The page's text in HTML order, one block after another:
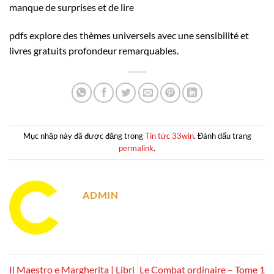
manque de surprises et de lire
pdfs explore des thèmes universels avec une sensibilité et
livres gratuits profondeur remarquables.
Mục nhập này đã được đăng trongTin tức 33win. Đánh dấu trang
permalink.
ADMIN
Il Maestro e Margherita | Libri Le Combat ordinaire – Tome 1